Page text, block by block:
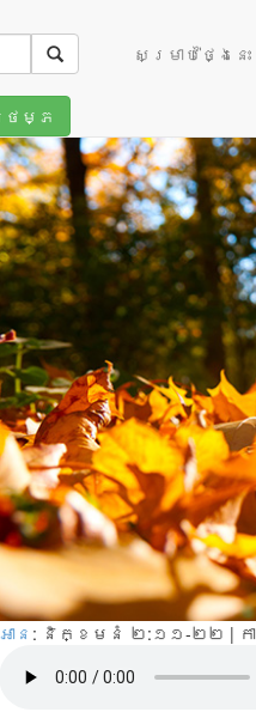
សម្រាប់ថ្ងៃនេះ
ថម្ភ
ត្រឡប់ជា​មើ
អាន : និក្ខមនំ ២:១១-២២ | កា